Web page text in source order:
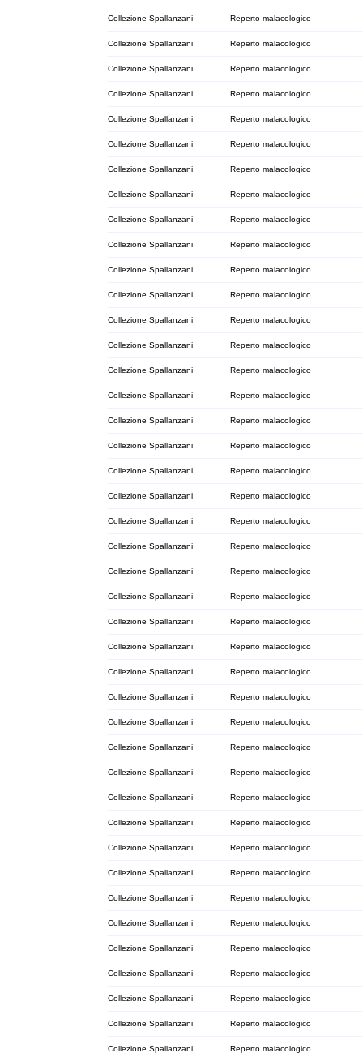
Collezione Spallanzani Reperto malacologico
Collezione Spallanzani Reperto malacologico
Collezione Spallanzani Reperto malacologico
Collezione Spallanzani Reperto malacologico
Collezione Spallanzani Reperto malacologico
Collezione Spallanzani Reperto malacologico
Collezione Spallanzani Reperto malacologico
Collezione Spallanzani Reperto malacologico
Collezione Spallanzani Reperto malacologico
Collezione Spallanzani Reperto malacologico
Collezione Spallanzani Reperto malacologico
Collezione Spallanzani Reperto malacologico
Collezione Spallanzani Reperto malacologico
Collezione Spallanzani Reperto malacologico
Collezione Spallanzani Reperto malacologico
Collezione Spallanzani Reperto malacologico
Collezione Spallanzani Reperto malacologico
Collezione Spallanzani Reperto malacologico
Collezione Spallanzani Reperto malacologico
Collezione Spallanzani Reperto malacologico
Collezione Spallanzani Reperto malacologico
Collezione Spallanzani Reperto malacologico
Collezione Spallanzani Reperto malacologico
Collezione Spallanzani Reperto malacologico
Collezione Spallanzani Reperto malacologico
Collezione Spallanzani Reperto malacologico
Collezione Spallanzani Reperto malacologico
Collezione Spallanzani Reperto malacologico
Collezione Spallanzani Reperto malacologico
Collezione Spallanzani Reperto malacologico
Collezione Spallanzani Reperto malacologico
Collezione Spallanzani Reperto malacologico
Collezione Spallanzani Reperto malacologico
Collezione Spallanzani Reperto malacologico
Collezione Spallanzani Reperto malacologico
Collezione Spallanzani Reperto malacologico
Collezione Spallanzani Reperto malacologico
Collezione Spallanzani Reperto malacologico
Collezione Spallanzani Reperto malacologico
Collezione Spallanzani Reperto malacologico
Collezione Spallanzani Reperto malacologico
Collezione Spallanzani Reperto malacologico